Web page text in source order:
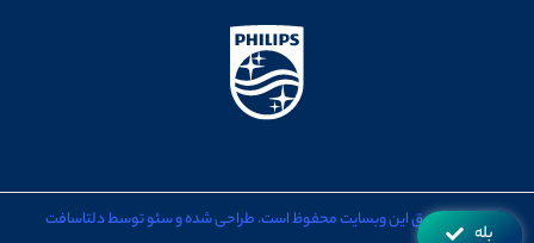
تمامی حقوق این وبسایت محفوظ است. طراحی شده و سئو توسط دلتاسافت
بله